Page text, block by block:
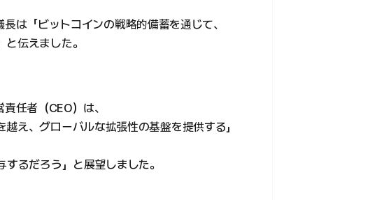
は「ビットコインの戦略的備蓄を通じて、
伝えました。
任者（CEO）は、
え、グローバルな拡張性の基盤を提供する」
るだろう」と展望しました。